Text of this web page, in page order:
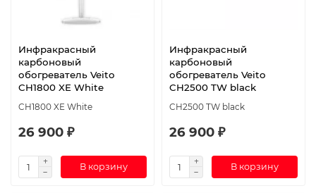
Инфракрасный
карбоновый
обогреватель Veito
CH1800 XE White
CH1800 XE White
26 900 ₽
В корзину
Инфракрасный
карбоновый
обогреватель Veito
CH2500 TW black
CH2500 TW black
26 900 ₽
В корзину